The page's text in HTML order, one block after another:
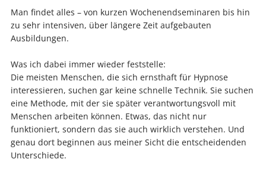
Man findet alles – von kurzen Wochenendseminaren bis hin
zu sehr intensiven, über längere Zeit aufgebauten
Ausbildungen.
Was ich dabei immer wieder feststelle:
Die meisten Menschen, die sich ernsthaft für Hypnose
interessieren, suchen gar keine schnelle Technik. Sie suchen
eine Methode, mit der sie später verantwortungsvoll mit
Menschen arbeiten können. Etwas, das nicht nur
funktioniert, sondern das sie auch wirklich verstehen. Und
genau dort beginnen aus meiner Sicht die entscheidenden
Unterschiede.